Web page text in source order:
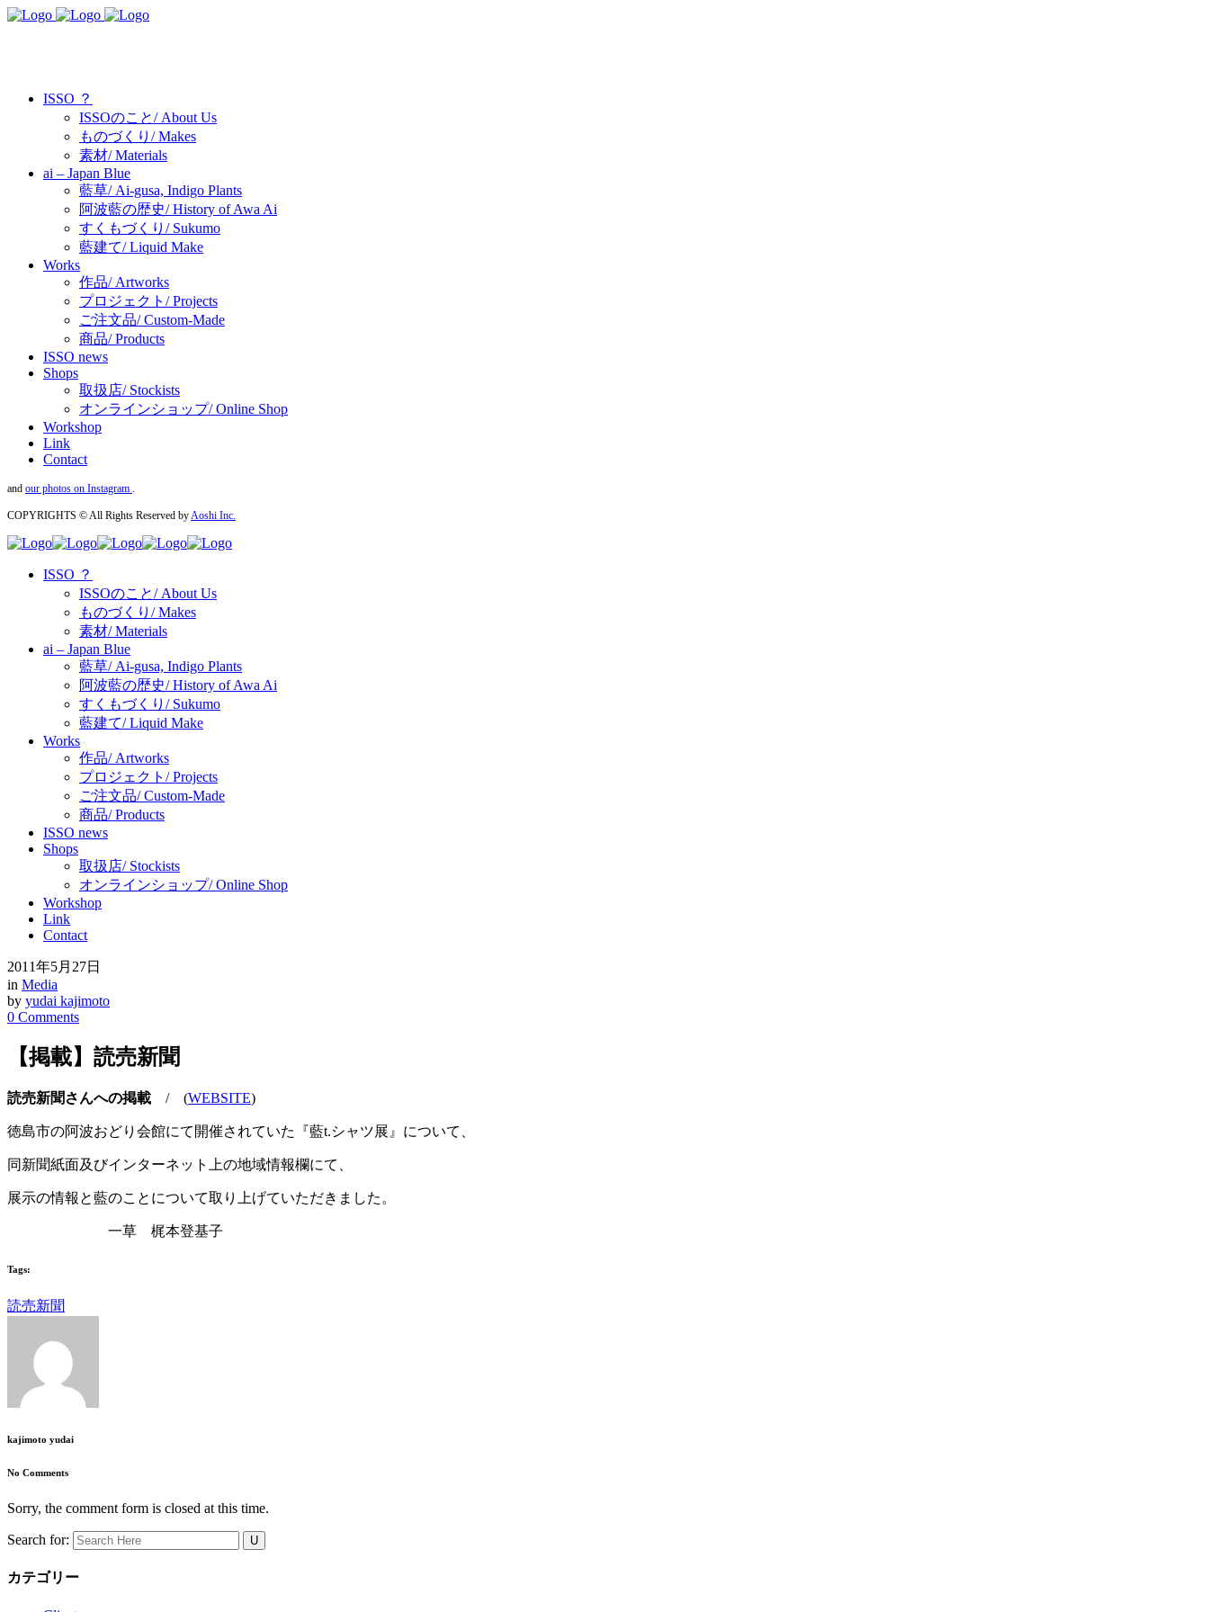
ISSO ？
ISSOのこと/ About Us
ものづくり/ Makes
素材/ Materials
ai – Japan Blue
藍草/ Ai-gusa, Indigo Plants
阿波藍の歴史/ History of Awa Ai
すくもづくり/ Sukumo
藍建て/ Liquid Make
Works
作品/ Artworks
プロジェクト/ Projects
ご注文品/ Custom-Made
商品/ Products
ISSO news
Shops
取扱店/ Stockists
オンラインショップ/ Online Shop
Workshop
Link
Contact
and our photos on Instagram
COPYRIGHTS © All Rights Reserved by Aoshi Inc.
ISSO ？
ISSOのこと/ About Us
ものづくり/ Makes
素材/ Materials
ai – Japan Blue
藍草/ Ai-gusa, Indigo Plants
阿波藍の歴史/ History of Awa Ai
すくもづくり/ Sukumo
藍建て/ Liquid Make
Works
作品/ Artworks
プロジェクト/ Projects
ご注文品/ Custom-Made
商品/ Products
ISSO news
Shops
取扱店/ Stockists
オンラインショップ/ Online Shop
Workshop
Link
Contact
2011年5月27日
in Media
by yudai kajimoto
0 Comments
【掲載】読売新聞
読売新聞さんへの掲載 / (WEBSITE)
徳島市の阿波おどり会館にて開催されていた『藍t.シャツ展』について、
同新聞紙面及びインターネット上の地域情報欄にて、
展示の情報と藍のことについて取り上げていただきました。
一草 梶本登基子
Tags:
読売新聞
kajimoto yudai
No Comments
Sorry, the comment form is closed at this time.
Search for:
カテゴリー